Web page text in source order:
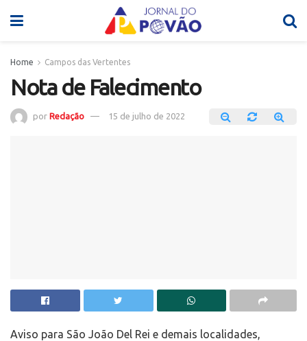
Home Campos das Vertentes
Nota de Falecimento
por Redação 15 de julho de 2022
Aviso para São João Del Rei e demais localidades,